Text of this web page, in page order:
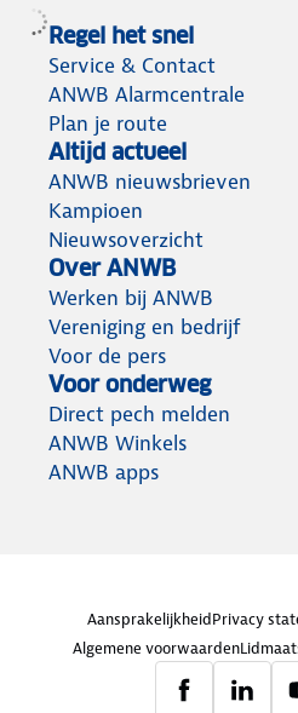
Regel het snel
Service & Contact
ANWB Alarmcentrale
Plan je route
Altijd actueel
ANWB nieuwsbrieven
Kampioen
Nieuwsoverzicht
Over ANWB
Werken bij ANWB
Vereniging en bedrijf
Voor de pers
Voor onderweg
Direct pech melden
ANWB Winkels
ANWB apps
AansprakelijkheidPrivacy
Algemene voorwaarden